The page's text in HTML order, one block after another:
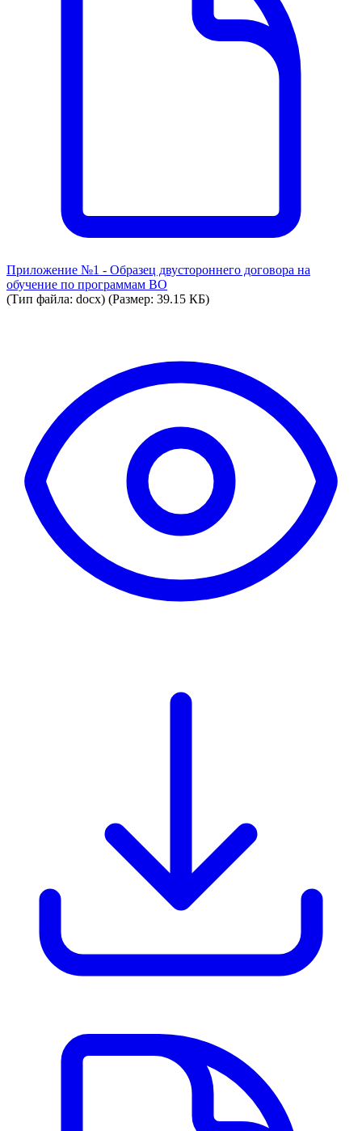
Приложение №1 - Образец двустороннего договора на
обучение по программам ВО
(Тип файла: docx) (Размер: 39.15 КБ)